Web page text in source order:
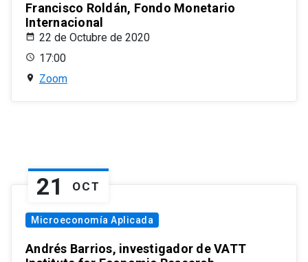
Francisco Roldán, Fondo Monetario
Internacional
22 de Octubre de 2020
17:00
Zoom
21 OCT
Microeconomía Aplicada
Andrés Barrios, investigador de VATT